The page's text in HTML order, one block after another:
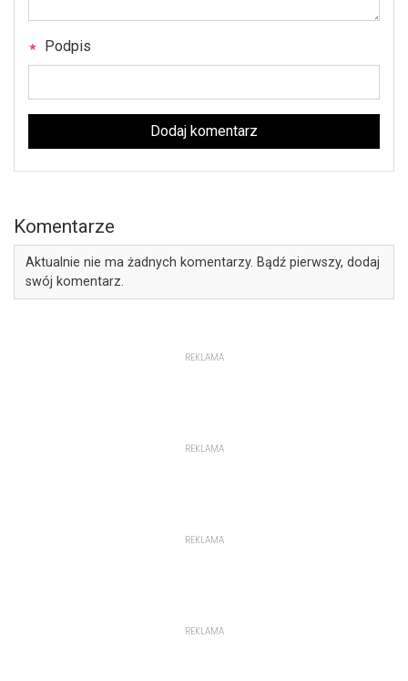
Podpis
Dodaj komentarz
Komentarze
Aktualnie nie ma żadnych komentarzy. Bądź pierwszy, dodaj
swój komentarz.
REKLAMA
REKLAMA
REKLAMA
REKLAMA